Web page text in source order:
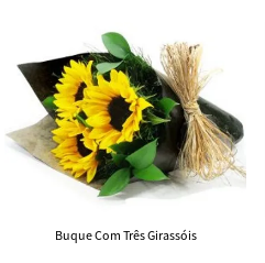
Buque Com Três Girassóis